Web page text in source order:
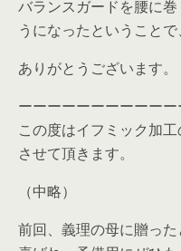
バランスガードを腰に
うになったということで
ありがとうございます。
ーーーーーーーーーー
この度はイフミック加
させて頂きます。
（中略）
前回、義理の母に贈っ